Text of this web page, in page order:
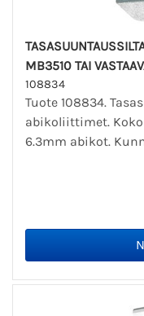
MB3510 TAI
108834
Tuote 108834.
abikoliittimet. Koko
6.3mm abikot.